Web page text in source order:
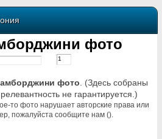
фото
фото . (Здесь собраны
не гарантируется.)
то фото нарушает авторские права или
пожалуйста сообщите нам ().